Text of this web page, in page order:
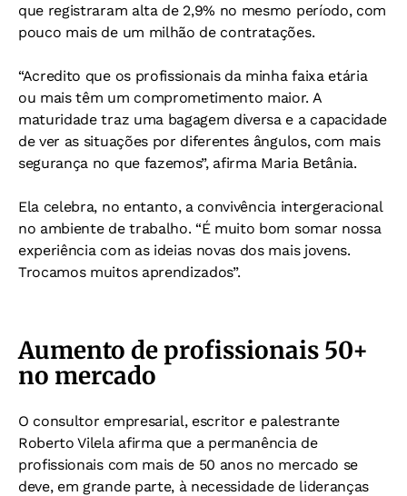
que registraram alta de 2,9% no mesmo período, com
pouco mais de um milhão de contratações.
“Acredito que os profissionais da minha faixa etária
ou mais têm um comprometimento maior. A
maturidade traz uma bagagem diversa e a capacidade
de ver as situações por diferentes ângulos, com mais
segurança no que fazemos”, afirma Maria Betânia.
Ela celebra, no entanto, a convivência intergeracional
no ambiente de trabalho. “É muito bom somar nossa
experiência com as ideias novas dos mais jovens.
Trocamos muitos aprendizados”.
Aumento de profissionais 50+
no mercado
O consultor empresarial, escritor e palestrante
Roberto Vilela afirma que a permanência de
profissionais com mais de 50 anos no mercado se
deve, em grande parte, à necessidade de lideranças